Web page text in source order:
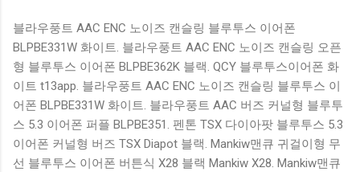
많을 수 밖에 없습니다. 다양한 상품들을 상세스펙 과 가격 을
꼼꼼히 비교해서 구매하실 수 있도록 순위 추천 해드릴게요. 특
가상품 보러가기 추천상품 Best 유니콘 멀티페어링 스마트폰
태블릿 거치형 저소음 블루투스 키보드, BK-500SB, 일반형, 블
랙 유니콘 멀티페어링 스마트폰 태...
블라우풍트 AAC ENC 노이즈 캔슬링 블루투스 이어폰
BLPBE331W 화이트. 블라우풍트 AAC ENC 노이즈 캔슬링 오픈
형 블루투스 이어폰 BLPBE362K 블랙. QCY 블루투스이어폰 화
이트 t13app. 블라우풍트 AAC ENC 노이즈 캔슬링 블루투스 이
어폰 BLPBE331W 화이트. 블라우풍트 AAC 버즈 커널형 블루투
스 5.3 이어폰 퍼플 BLPBE351. 펜톤 TSX 다이아팟 블루투스 5.3
이어폰 커널형 버즈 TSX Diapot 블랙. Mankiw맨큐 귀걸이형 무
선 블루투스 이어폰 버튼식 X28 블랙 Mankiw X28. Mankiw맨큐